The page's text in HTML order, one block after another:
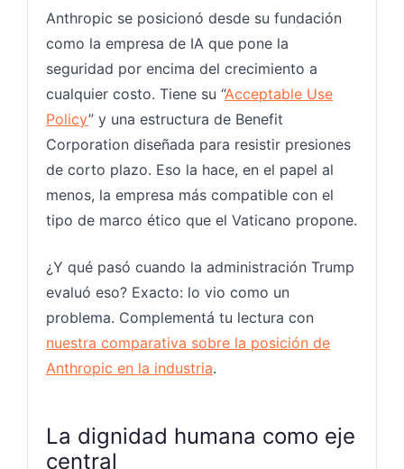
Anthropic se posicionó desde su fundación
como la empresa de IA que pone la
seguridad por encima del crecimiento a
cualquier costo. Tiene su “Acceptable Use
Policy” y una estructura de Benefit
Corporation diseñada para resistir presiones
de corto plazo. Eso la hace, en el papel al
menos, la empresa más compatible con el
tipo de marco ético que el Vaticano propone.
¿Y qué pasó cuando la administración Trump
evaluó eso? Exacto: lo vio como un
problema. Complementá tu lectura con
nuestra comparativa sobre la posición de
Anthropic en la industria.
La dignidad humana como eje
central